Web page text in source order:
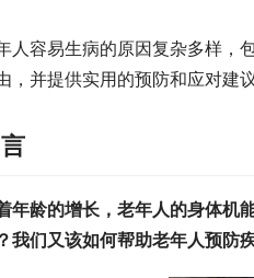
人容易生病的原因复杂多样，
，并提供实用的预防和应对建
年龄的增长，老年人的身体机
我们又该如何帮助老年人预防